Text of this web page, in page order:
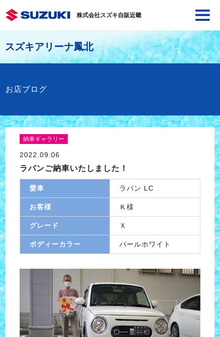
株式会社スズキ自販近畿
スズキアリーナ鳳北
お店ブログ
納車ギャラリー
2022.09.06
ラパンご納車いたしました！
愛車 ラパン LC
お客様 Ｋ様
グレード Ｘ
ボディーカラー パールホワイト